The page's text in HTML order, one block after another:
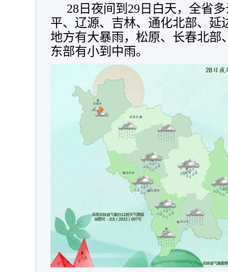
28日夜间到29日白天，全省
平、辽源、吉林、通化北部、延
地方有大暴雨，松原、长春北部
东部有小到中雨。